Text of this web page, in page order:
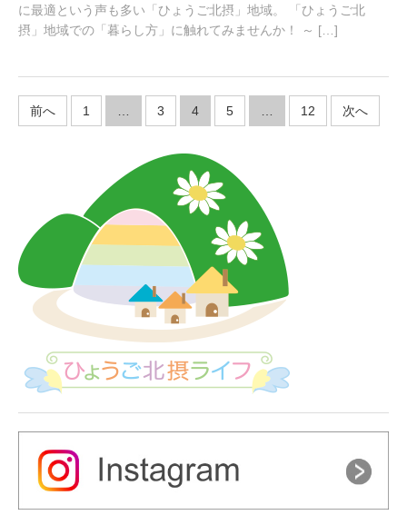
1
,
2
2
に最適という声も多い「ひょうご北摂」地域。 「ひょうご北
摂」地域での「暮らし方」に触れてみませんか！ ～ […]
投
稿
ジ
送
り
前へ 1 3 4 5 12 次へ